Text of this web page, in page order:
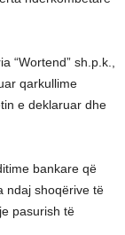
“Wortend” sh.p.k.,
qarkullime
e deklaruar dhe
bankare që
ndaj shoqërive të
pasurish të